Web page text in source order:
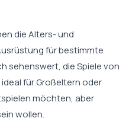
die Alters- und
für bestimmte
sehenswert, die Spiele von
für Großeltern oder
möchten, aber
wollen.